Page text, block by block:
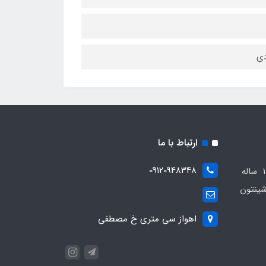
مجموعه مهدی اسپرت باسابقه 10 ساله
ارتباط با ما
09120948348
اهواز سی متری خ مصطفی